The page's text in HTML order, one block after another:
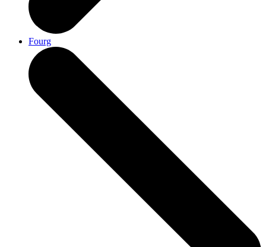
Fourg